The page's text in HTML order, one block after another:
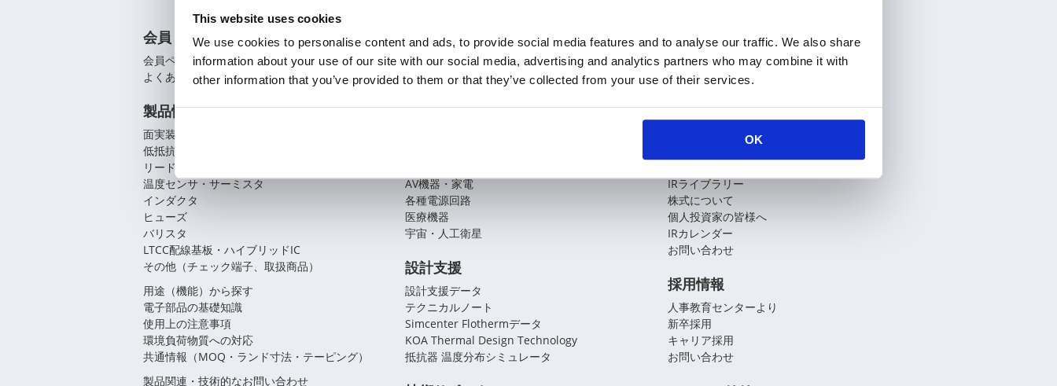
This website uses cookies
We use cookies to personalise content and ads, to provide social media features and to analyse our traffic. We also share
information about your use of our site with our social media, advertising and analytics partners who may combine it with
other information that you’ve provided to them or that they’ve collected from your use of their services.
OK
会員
会員ページ
よくあるご質問（FAQ）
製品情報
面実装抵抗器
低抵抗抵抗器/パワーシャント
リード線形抵抗器
温度センサ・サーミスタ
インダクタ
ヒューズ
バリスタ
LTCC配線基板・ハイブリッドIC
その他（チェック端子、取扱商品）
用途（機能）から探す
電子部品の基礎知識
使用上の注意事項
環境負荷物質への対応
共通情報（MOQ・ランド寸法・テーピング）
製品関連・技術的なお問い合わせ
KOAの技術
基盤技術
AV機器・家電
各種電源回路
医療機器
宇宙・人工衛星
設計支援
設計支援データ
テクニカルノート
Simcenter Flothermデータ
KOA Thermal Design Technology
抵抗器 温度分布シミュレータ
企業情報
会社概要
役員紹介
CSRへの取り組み
株主・投資家情報
IRライブラリー
株式について
個人投資家の皆様へ
IRカレンダー
お問い合わせ
採用情報
人事教育センターより
新卒採用
キャリア採用
お問い合わせ